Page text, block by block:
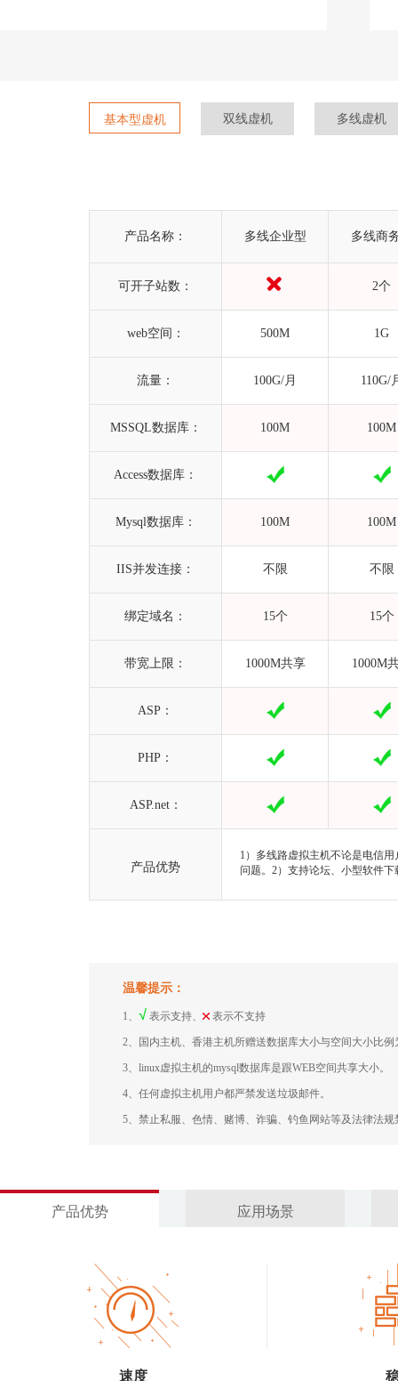
基本型虚机 双线虚机 多线虚机
产品名称：
可开子站数：
web空间：
流量：
MSSQL数据库：
Access数据库：
Mysql数据库：
IIS并发连接：
绑定域名：
带宽上限：
ASP：
PHP：
ASP.net：
多线企业型
500M
100G/月
100M
100M
不限
15个
1000M共享
多线商
2个
1G
110G/
100M
100M
不限
15个
1000M
产品优势
1）多线路虚拟主机不论是电信
问题。2）支持论坛、小型软件
温馨提示：
1、 表示支持、 表示不支持
2、国内主机、香港主机所赠送数据库大小与空间大小比例
3、linux虚拟主机的mysql数据库是跟WEB空间共享大小。
4、任何虚拟主机用户都严禁发送垃圾邮件。
5、禁止私服、色情、赌博、诈骗、钓鱼网站等及法律法
产品优势 应用场景
速度